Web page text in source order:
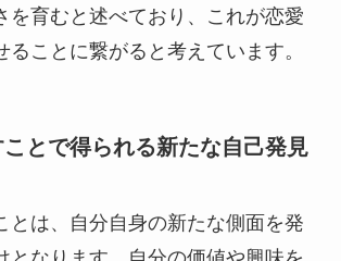
を育むと述べており、これが恋愛
ることに繋がると考えています。
とで得られる新たな自己発見
とは、自分自身の新たな側面を発